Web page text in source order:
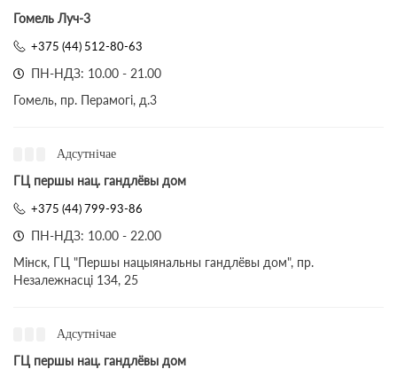
Гомель Луч-3
+375 (44) 512-80-63
ПН-НДЗ: 10.00 - 21.00
Гомель, пр. Перамогі, д.3
Адсутнічае
ГЦ першы нац. гандлёвы дом
+375 (44) 799-93-86
ПН-НДЗ: 10.00 - 22.00
Мінск, ГЦ "Першы нацыянальны гандлёвы дом", пр.
Незалежнасці 134, 25
Адсутнічае
ГЦ першы нац. гандлёвы дом